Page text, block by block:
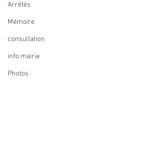
Arrêtés
Mémoire
consultation
info mairie
Photos